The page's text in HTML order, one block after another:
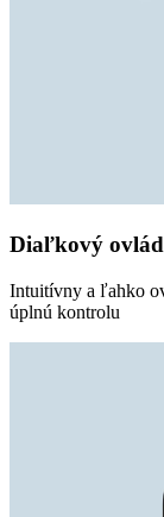
Diaľkový
Intuitívny a ľahko
úplnú kontrolu